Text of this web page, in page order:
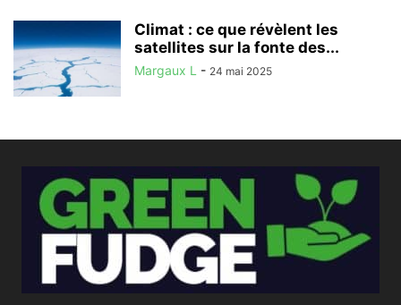
Climat : ce que révèlent les
satellites sur la fonte des...
Margaux L - 24 mai 2025